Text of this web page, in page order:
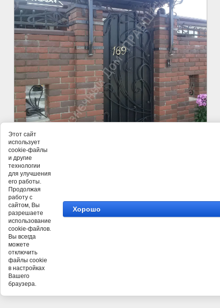
©Кузнечного Дома ПРАВША
Этот сайт
использует
cookie-файлы
и другие
технологии
для улучшения
его работы.
Продолжая
работу с
сайтом, Вы
разрешаете
использование
cookie-файлов.
Вы всегда
можете
отключить
файлы cookie
в настройках
Вашего
браузера.
Хорошо